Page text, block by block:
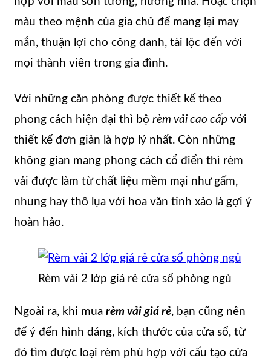
màu theo mệnh của gia chủ để mang lại may
mắn, thuận lợi cho công danh, tài lộc đến với
mọi thành viên trong gia đình.
Với những căn phòng được thiết kế theo
phong cách hiện đại thì bộ rèm vải cao cấp với
thiết kế đơn giản là hợp lý nhất. Còn những
không gian mang phong cách cổ điển thì rèm
vải được làm từ chất liệu mềm mại như gấm,
nhung hay thô lụa với hoa văn tinh xảo là gợi ý
hoàn hảo.
Rèm vải 2 lớp giá rẻ cửa sổ phòng ngủ
Ngoài ra, khi mua rèm vải giá rẻ, bạn cũng nên
để ý đến hình dáng, kích thước của cửa sổ, từ
đó tìm được loại rèm phù hợp với cấu tạo cửa